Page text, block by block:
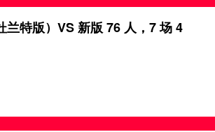
兰特版）VS 新版 76 人，7 场 4